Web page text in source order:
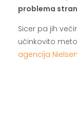
problema
Sicer pa jih
učinkovito
agencija Nielsen